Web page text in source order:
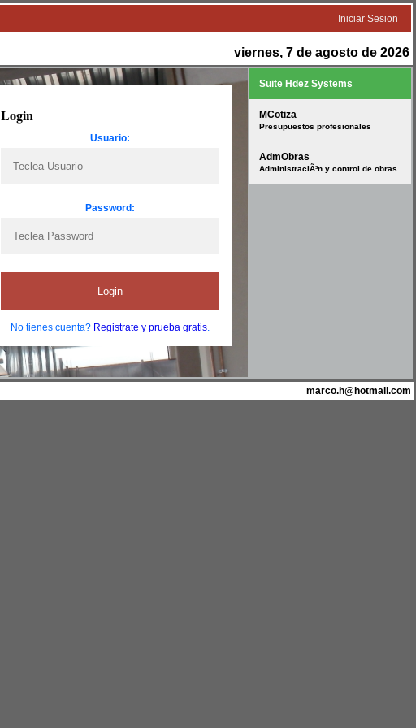
Iniciar Sesion
viernes, 7 de agosto de 2026
Login
Usuario:
Password:
Login
No tienes cuenta? Registrate y prueba gratis.
Suite Hdez Systems
MCotiza
Presupuestos profesionales
AdmObras
AdministraciÃ³n y control de obras
marco.h@hotmail.com